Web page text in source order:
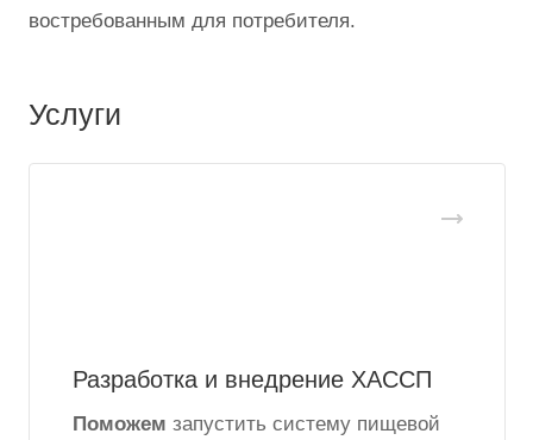
востребованным для потребителя.
Услуги
Разработка и внедрение ХАССП
Поможем запустить систему пищевой